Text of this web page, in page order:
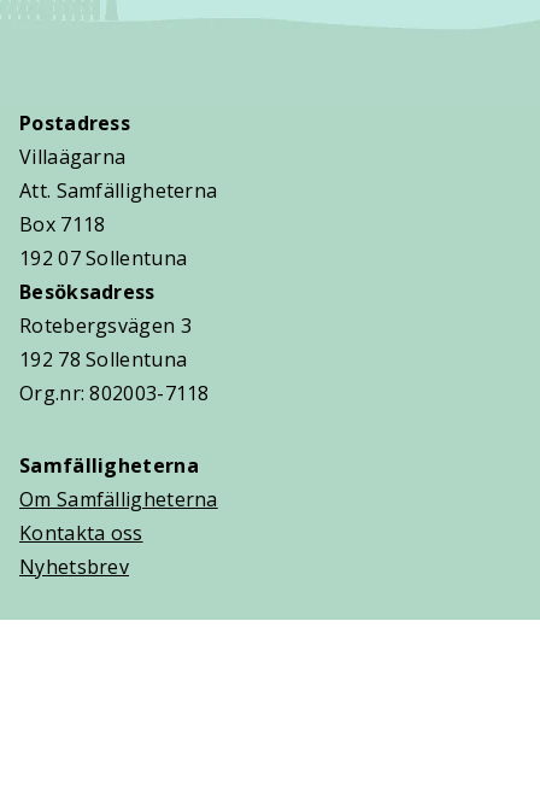
Postadress
Villaägarna
Att. Samfälligheterna
Box 7118
192 07 Sollentuna
Besöksadress
Rotebergsvägen 3
192 78 Sollentuna
Org.nr: 802003-7118
Samfälligheterna
Om Samfälligheterna
Kontakta oss
Nyhetsbrev